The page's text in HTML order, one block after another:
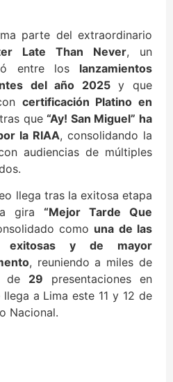
parte del extraordinario
Late Than Never, un
entre los lanzamientos
del año 2025y que
certificación Platino en
que“Ay! San Miguel” ha
la RIAA, consolidando la
audiencias de múltiples
llega tras la exitosa etapa
gira “Mejor Tarde Que
como una de las
exitosas y de mayor
, reuniendo a miles de
de 29 presentaciones en
a Lima este 11 y 12 de
Nacional.